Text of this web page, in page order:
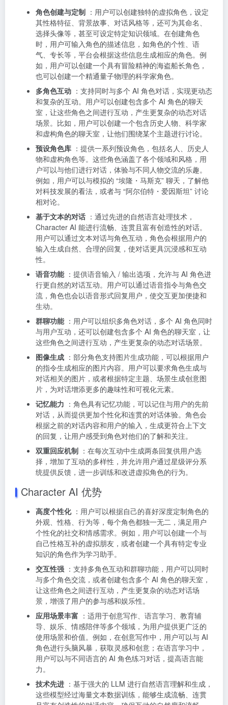
角色创建与定制 ：用户可以创建独特的虚拟角色，设定
其性格特征、背景故事、对话风格等，还可为其命名、
选择头像等，甚至可设定特定知识领域。在创建角色
时，用户可输入角色的描述信息，如角色的个性、语
气、专长等，平台会根据这些信息生成相应的角色。例
如，用户可以创建一个具有冒险精神的海盗船长角色，
也可以创建一个精通量子物理的科学家角色。
多角色互动 ：支持同时与多个 AI 角色对话，实现更动态
和复杂的互动。用户可以创建包含多个 AI 角色的聊天
室，让这些角色之间进行互动，产生更复杂的动态对话
场景。比如，用户可以创建一个包含历史人物、科学家
和虚构角色的聊天室，让他们围绕某个主题进行讨论。
预设角色库 ：提供一系列预设角色，包括名人、历史人
物和虚构角色等。这些角色涵盖了各个领域和风格，用
户可以与他们进行对话，体验与不同人物交流的乐趣。
例如，用户可以与模拟的 “埃隆・马斯克” 聊天，了解他
对科技发展的看法，或者与 “阿尔伯特・爱因斯坦” 讨论
相对论。
基于文本的对话 ：通过先进的自然语言处理技术，
Character AI 能进行流畅、连贯且富有创造性的对话。
用户可以通过文本对话与角色互动，角色会根据用户的
输入生成自然、合理的回复，使对话更具沉浸感和互动
性。
语音功能：提供语音输入 / 输出选项，允许与 AI 角色进
行更自然的对话互动。用户可以通过语音指令与角色交
流，角色也会以语音形式回复用户，使交互更加便捷和
生动。
群聊功能：用户可以组织多角色对话，多个 AI 角色同时
与用户互动，还可以创建包含多个 AI 角色的聊天室，让
这些角色之间进行互动，产生更复杂的动态对话场景。
图像生成 ：部分角色支持图片生成功能，可以根据用户
的指令生成相应的图片内容。用户可以要求角色生成与
对话相关的图片，或者根据特定主题、场景生成创意图
片，为对话增添更多的趣味性和可视化元素。
记忆能力 ：角色具有记忆功能，可以记住与用户的先前
对话，从而提供更加个性化和连贯的对话体验。角色会
根据之前的对话内容和用户的输入，生成更符合上下文
的回复，让用户感受到角色对他们的了解和关注。
双重回应机制 ：在每次互动中生成两条回复供用户选
择，增加了互动的多样性，并允许用户通过星级评分系
统提供反馈，进一步训练和改进虚拟角色的行为。
Character AI 优势
高度个性化：用户可以根据自己的喜好深度定制角色的
外观、性格、行为等，每个角色都独一无二，满足用户
个性化的社交和情感需求。例如，用户可以创建一个与
自己性格互补的虚拟朋友，或者创建一个具有特定专业
知识的角色作为学习助手。
交互性强 ：支持多角色互动和群聊功能，用户可以同时
与多个角色交流，或者创建包含多个 AI 角色的聊天室，
让这些角色之间进行互动，产生更复杂的动态对话场
景，增强了用户的参与感和娱乐性。
应用场景丰富 ：适用于创意写作、语言学习、教育辅
导、娱乐、情感陪伴等多个领域，为用户提供更广泛的
使用场景和价值。例如，在创意写作中，用户可以与 AI
角色进行头脑风暴，获取灵感和创意；在语言学习中，
用户可以与不同语言的 AI 角色练习对话，提高语言能
力。
技术先进 ：基于强大的 LLM 进行自然语言理解和生成，
这些模型经过海量文本数据训练，能够生成流畅、连贯